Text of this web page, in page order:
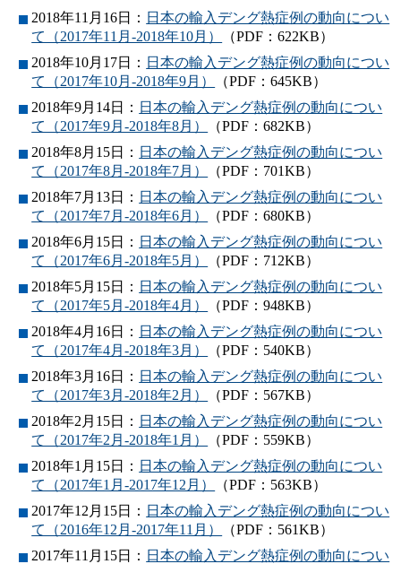
2018年11月16日： 日本の輸入デング熱症例の動向につい
て（2017年11月-2018年10月）
（PDF：622KB）
2018年10月17日： 日本の輸入デング熱症例の動向につい
て（2017年10月-2018年9月）
（PDF：645KB）
2018年9月14日： 日本の輸入デング熱症例の動向につい
て（2017年9月-2018年8月）
（PDF：682KB）
2018年8月15日： 日本の輸入デング熱症例の動向につい
て（2017年8月-2018年7月）
（PDF：701KB）
2018年7月13日： 日本の輸入デング熱症例の動向につい
て（2017年7月-2018年6月）
（PDF：680KB）
2018年6月15日： 日本の輸入デング熱症例の動向につい
て（2017年6月-2018年5月）
（PDF：712KB）
2018年5月15日： 日本の輸入デング熱症例の動向につい
て（2017年5月-2018年4月）
（PDF：948KB）
2018年4月16日： 日本の輸入デング熱症例の動向につい
て（2017年4月-2018年3月）
（PDF：540KB）
2018年3月16日： 日本の輸入デング熱症例の動向につい
て（2017年3月-2018年2月）
（PDF：567KB）
2018年2月15日： 日本の輸入デング熱症例の動向につい
て（2017年2月-2018年1月）
（PDF：559KB）
2018年1月15日： 日本の輸入デング熱症例の動向につい
て（2017年1月-2017年12月）
（PDF：563KB）
2017年12月15日： 日本の輸入デング熱症例の動向につい
て（2016年12月-2017年11月）
（PDF：561KB）
2017年11月15日： 日本の輸入デング熱症例の動向につい